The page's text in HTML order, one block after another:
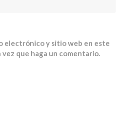
electrónico y sitio web en este
que haga un comentario.